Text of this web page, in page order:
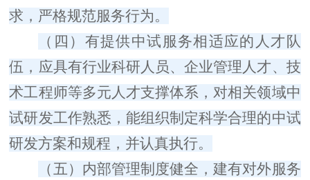
求，严格规范服务行为。
（四） 有提供中试服务相适应的人才队
伍，应具有行业科研人员、企业管理人才、技
术工程师等多元人才支撑体系，对相关领域中
试研发工作熟悉，能组织制定科学合理的中试
研发方案和规程，并认真执行。
（五） 内部管理制度健全，建有对外服务